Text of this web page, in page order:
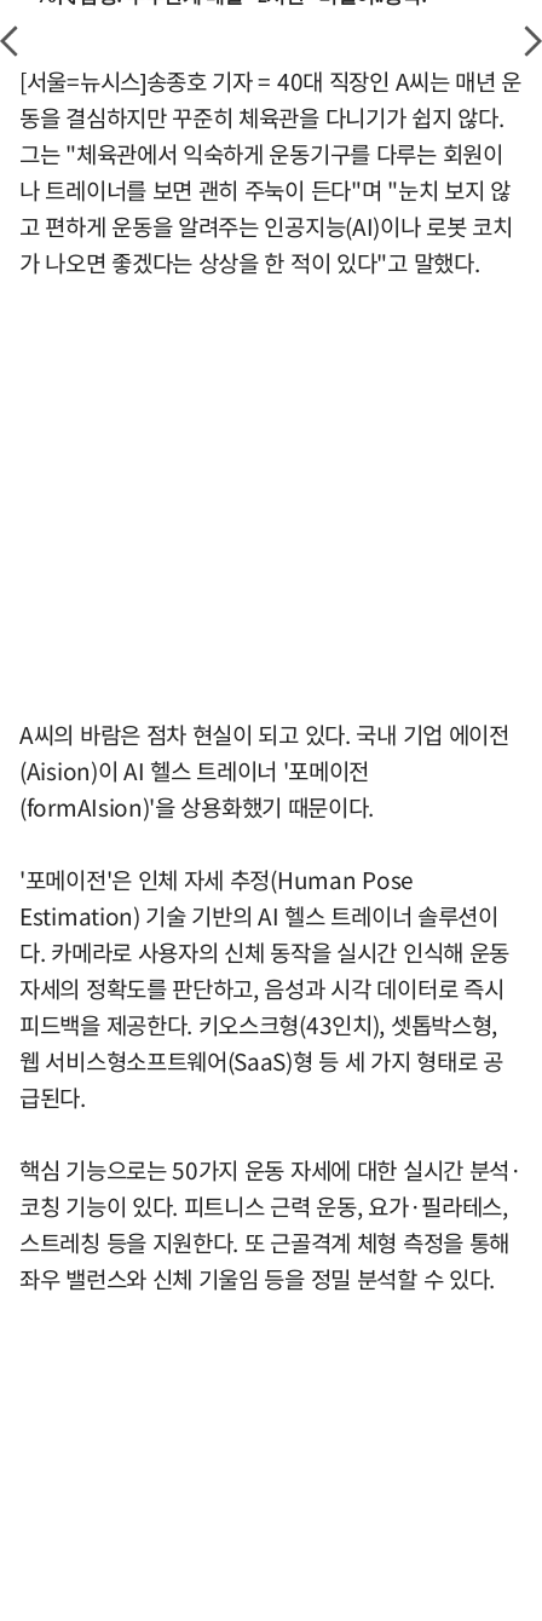
[서울=뉴시스]송종호 기자 = 40대 직장인 A씨는 매년 운
동을 결심하지만 꾸준히 체육관을 다니기가 쉽지 않다.
그는 "체육관에서 익숙하게 운동기구를 다루는 회원이
나 트레이너를 보면 괜히 주눅이 든다"며 "눈치 보지 않
고 편하게 운동을 알려주는 인공지능(AI)이나 로봇 코치
가 나오면 좋겠다는 상상을 한 적이 있다"고 말했다.
A씨의 바람은 점차 현실이 되고 있다. 국내 기업 에이전
(Aision)이 AI 헬스 트레이너 '포메이전
(formAIsion)'을 상용화했기 때문이다.
'포메이전'은 인체 자세 추정(Human Pose
Estimation) 기술 기반의 AI 헬스 트레이너 솔루션이
다. 카메라로 사용자의 신체 동작을 실시간 인식해 운동
자세의 정확도를 판단하고, 음성과 시각 데이터로 즉시
피드백을 제공한다. 키오스크형(43인치), 셋톱박스형,
웹 서비스형소프트웨어(SaaS)형 등 세 가지 형태로 공
급된다.
핵심 기능으로는 50가지 운동 자세에 대한 실시간 분석·
코칭 기능이 있다. 피트니스 근력 운동, 요가·필라테스,
스트레칭 등을 지원한다. 또 근골격계 체형 측정을 통해
좌우 밸런스와 신체 기울임 등을 정밀 분석할 수 있다.